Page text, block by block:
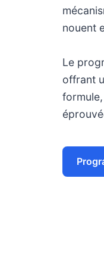
nouent
Le
offrant